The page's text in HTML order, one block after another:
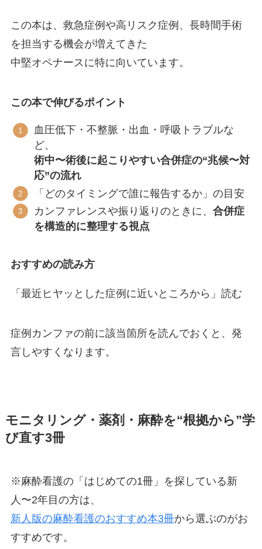
この本は、救急症例や高リスク症例、長時間手術
を担当する機会が増えてきた
中堅オペナースに特に向いています。
この本で伸びるポイント
血圧低下・不整脈・出血・呼吸トラブルな
ど、
術中〜術後に起こりやすい合併症の“兆候〜対
応”の流れ
「どのタイミングで誰に報告するか」の目安
カンファレンスや振り返りのときに、合併症
を構造的に整理する視点
おすすめの読み方
「最近ヒヤッとした症例に近いところから」読む
症例カンファの前に該当箇所を読んでおくと、発
言しやすくなります。
モニタリング・薬剤・麻酔を“根拠から”学
び直す3冊
※麻酔看護の「はじめての1冊」を探している新
人〜2年目の方は、
新人版の麻酔看護のおすすめ本3冊から選ぶのがお
すすめです。